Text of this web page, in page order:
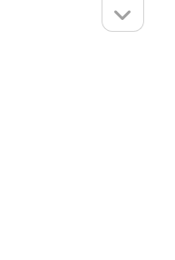
pasek